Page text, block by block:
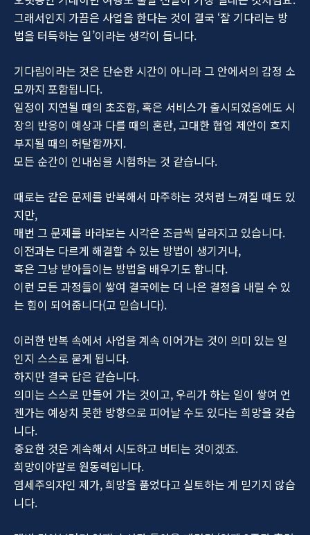
그래서인지 가끔은 사업을 한다는 것이 결국 ‘잘 기다리는 방
법을 터득하는 일’이라는 생각이 듭니다.
기다림이라는 것은 단순한 시간이 아니라 그 안에서의 감정 소
모까지 포함됩니다.
일정이 지연될 때의 초조함, 혹은 서비스가 출시되었음에도 시
장의 반응이 예상과 다를 때의 혼란, 고대한 협업 제안이 흐지
부지될 때의 허탈함까지.
모든 순간이 인내심을 시험하는 것 같습니다.
때로는 같은 문제를 반복해서 마주하는 것처럼 느껴질 때도 있
지만,
매번 그 문제를 바라보는 시각은 조금씩 달라지고 있습니다.
이전과는 다르게 해결할 수 있는 방법이 생기거나,
혹은 그냥 받아들이는 방법을 배우기도 합니다.
이런 모든 과정들이 쌓여 결국에는 더 나은 결정을 내릴 수 있
는 힘이 되어줍니다(고 믿습니다).
이러한 반복 속에서 사업을 계속 이어가는 것이 의미 있는 일
인지 스스로 묻게 됩니다.
하지만 결국 답은 같습니다.
의미는 스스로 만들어 가는 것이고, 우리가 하는 일이 쌓여 언
젠가는 예상치 못한 방향으로 피어날 수도 있다는 희망을 갖습
니다.
중요한 것은 계속해서 시도하고 버티는 것이겠죠.
희망이야말로 원동력입니다.
염세주의자인 제가, 희망을 품었다고 실토하는 게 믿기지 않습
니다.